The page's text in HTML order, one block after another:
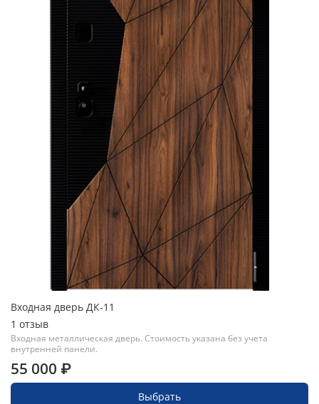
Входная дверь ДК-11
1 отзыв
Входная металлическая дверь. Стоимость указана без учета
внутренней панели.
55 000 ₽
Выбрать